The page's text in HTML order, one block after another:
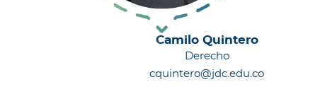
Camilo Quintero
Derecho
cquintero@jdc.edu.co